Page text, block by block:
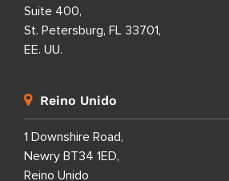
Suite 400,
St. Petersburg, FL 33701,
EE. UU.
Reino Unido
1 Downshire Road,
Newry BT34 1ED,
Reino Unido